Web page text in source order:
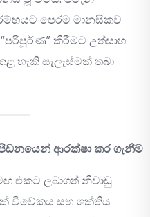
පෙරම මානසිකව
කිරීමට උත්සාහ
හැකි සැලැස්මක් තබා
ආරක්ෂා කර ගැනීම
එකට ලබාගත් නිවාඩු
විවේකය සහ ශක්තිය